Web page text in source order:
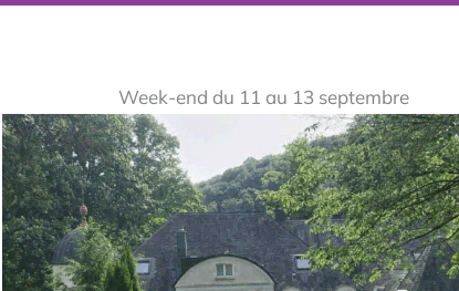
Week-end du 11 au 13 septembre